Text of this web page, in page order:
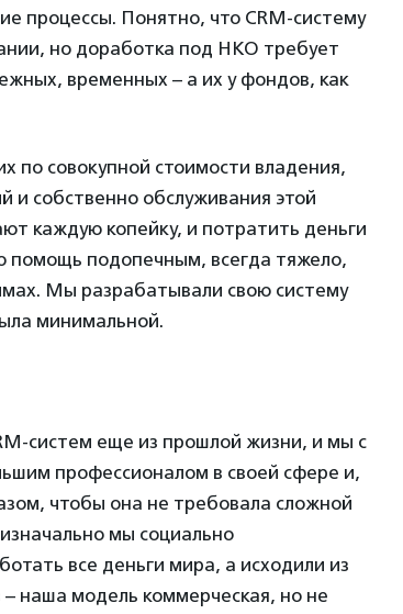
процессы. Понятно, что CRM-систему
но доработка под НКО требует
временных – а их у фондов, как
по совокупной стоимости владения,
и собственно обслуживания этой
каждую копейку, и потратить деньги
помощь подопечным, всегда тяжело,
Мы разрабатывали свою систему
минимальной.
систем еще из прошлой жизни, и мы с
профессионалом в своей сфере и,
чтобы она не требовала сложной
мы социально
все деньги мира, а исходили из
наша модель коммерческая, но не